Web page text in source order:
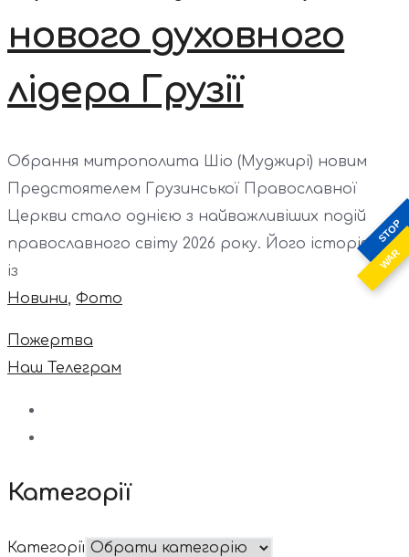
STOP
WAR
нового духовного
лідера Грузії
Обрання митрополита Шіо (Муджирі) новим
Предстоятелем Грузинської Православної
Церкви стало однією з найважливіших подій
православного світу 2026 року. Його історія...
із
Новини, Фото
Пожертва
Наш Телеграм
Категорії
Категорії